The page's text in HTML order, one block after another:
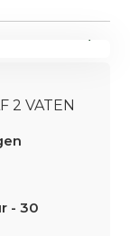
2 VATEN
- 30